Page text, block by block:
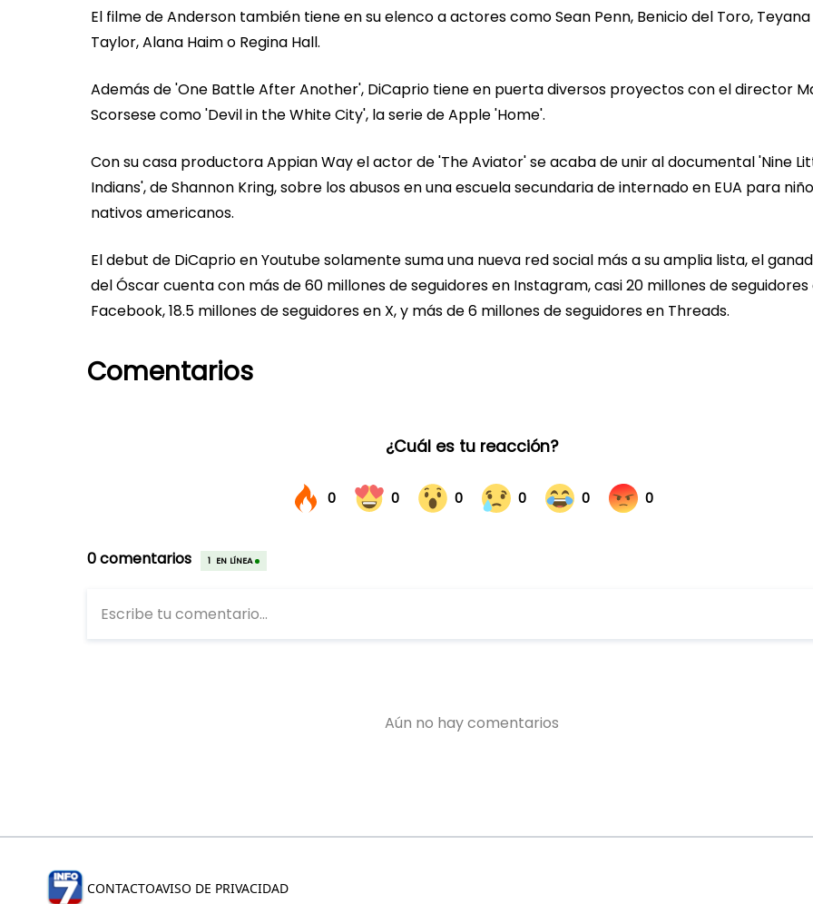
El filme de Anderson también tiene en su elenco a actores como Sean Penn, Benicio del Toro, Teyana
Taylor, Alana Haim o Regina Hall.
Además de 'One Battle After Another', DiCaprio tiene en puerta diversos proyectos con el director
Scorsese como 'Devil in the White City', la serie de Apple 'Home'.
Con su casa productora Appian Way el actor de 'The Aviator' se acaba de unir al documental 'Nine
Indians', de Shannon Kring, sobre los abusos en una escuela secundaria de internado en EUA para
nativos americanos.
El debut de DiCaprio en Youtube solamente suma una nueva red social más a su amplia lista, el
del Óscar cuenta con más de 60 millones de seguidores en Instagram, casi 20 millones de seguidores
Facebook, 18.5 millones de seguidores en X, y más de 6 millones de seguidores en Threads.
Comentarios
CONTACTOAVISO DE PRIVACIDAD